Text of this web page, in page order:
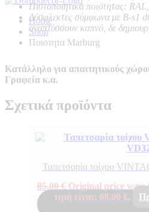
Home
Shop
Ποιοτητα Marburg
Πιστοποιητικά ποιότητας:
Δύσφλεκτες σύμφωνα με B-s1
αναπτύσσουν καπνό, δε
Κατάλληλο για απαιτητικούς
Γραφεία κ.α.
Σχετικά προϊόντα
Ταπετσαρία τοίχου
85,00€ Original price was:
τιμή είναι: 68,00 €.